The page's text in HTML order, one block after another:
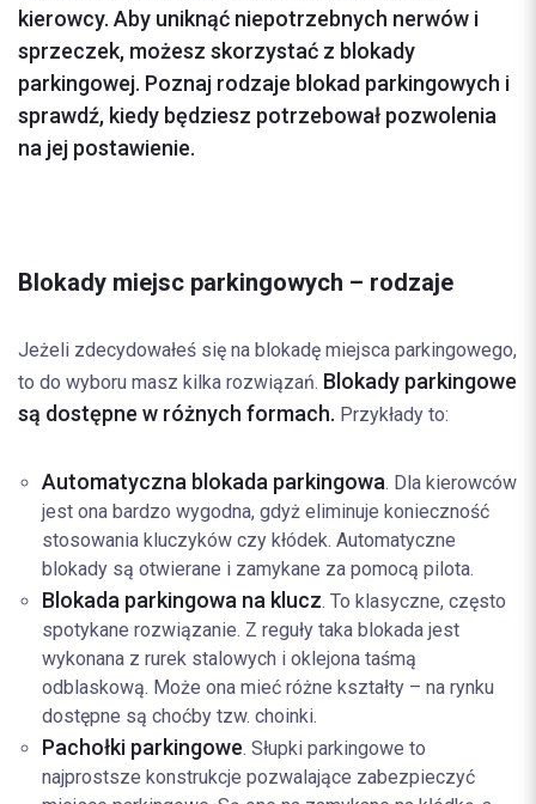
kierowcy. Aby uniknąć niepotrzebnych nerwów i
sprzeczek, możesz skorzystać z blokady
parkingowej. Poznaj rodzaje blokad parkingowych i
sprawdź, kiedy będziesz potrzebował pozwolenia
na jej postawienie.
Blokady miejsc parkingowych – rodzaje
Jeżeli zdecydowałeś się na blokadę miejsca parkingowego,
to do wyboru masz kilka rozwiązań. Blokady parkingowe
są dostępne w różnych formach. Przykłady to:
Automatyczna blokada parkingowa. Dla kierowców
jest ona bardzo wygodna, gdyż eliminuje konieczność
stosowania kluczyków czy kłódek. Automatyczne
blokady są otwierane i zamykane za pomocą pilota.
Blokada parkingowa na klucz. To klasyczne, często
spotykane rozwiązanie. Z reguły taka blokada jest
wykonana z rurek stalowych i oklejona taśmą
odblaskową. Może ona mieć różne kształty – na rynku
dostępne są choćby tzw. choinki.
Pachołki parkingowe. Słupki parkingowe to
najprostsze konstrukcje pozwalające zabezpieczyć